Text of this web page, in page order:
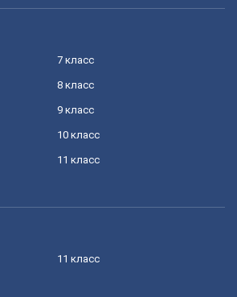
7 класс
8 класс
9 класс
10 класс
11 класс
11 класс